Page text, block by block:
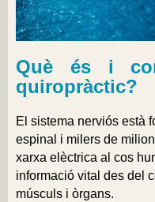
Què és i
quiropràctic?
El sistema nerviós està
espinal i milers de
xarxa elèctrica al cos
informació vital des del
músculs i òrgans.